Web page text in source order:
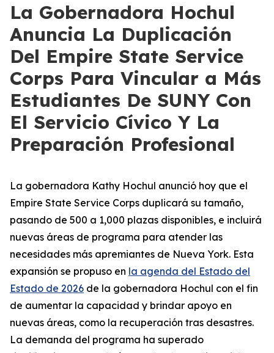
La Gobernadora Hochul
Anuncia La Duplicación
Del Empire State Service
Corps Para Vincular a Más
Estudiantes De SUNY Con
El Servicio Cívico Y La
Preparación Profesional
La gobernadora Kathy Hochul anunció hoy que el
Empire State Service Corps duplicará su tamaño,
pasando de 500 a 1,000 plazas disponibles, e incluirá
nuevas áreas de programa para atender las
necesidades más apremiantes de Nueva York. Esta
expansión se propuso en la agenda del Estado del
Estado de 2026 de la gobernadora Hochul con el fin
de aumentar la capacidad y brindar apoyo en
nuevas áreas, como la recuperación tras desastres.
La demanda del programa ha superado